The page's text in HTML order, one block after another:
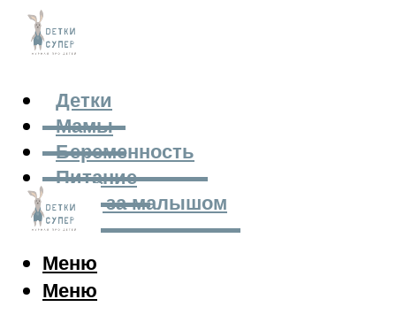
Детки
Мамы
Беременность
Питание
Уход за малышом
Меню
Меню